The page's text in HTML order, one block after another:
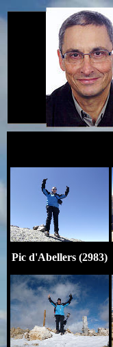
Pic d'Abellers (2983)